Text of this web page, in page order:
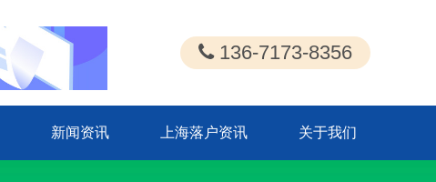
136-7173-8356
新闻资讯 上海落户资讯 关于我们